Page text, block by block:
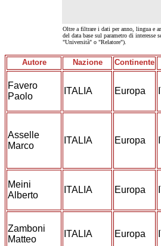
Oltre a filtrare i dati per anno, lingua e
del data base sul parametro di interesse
"Università" o "Relatore").
Autore Nazione Continente
Favero
Paolo
ITALIA Europa
Asselle
Marco
ITALIA Europa
Meini
Alberto
ITALIA Europa
Zamboni
Matteo
ITALIA Europa